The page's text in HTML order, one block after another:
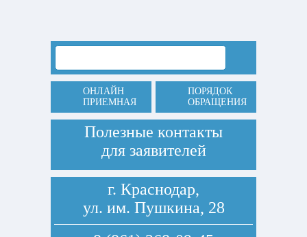
ОНЛАЙН
ПРИЕМНАЯ
ПОРЯДОК
ОБРАЩЕНИЯ
Полезные контакты
для заявителей
г. Краснодар,
ул. им. Пушкина, 28